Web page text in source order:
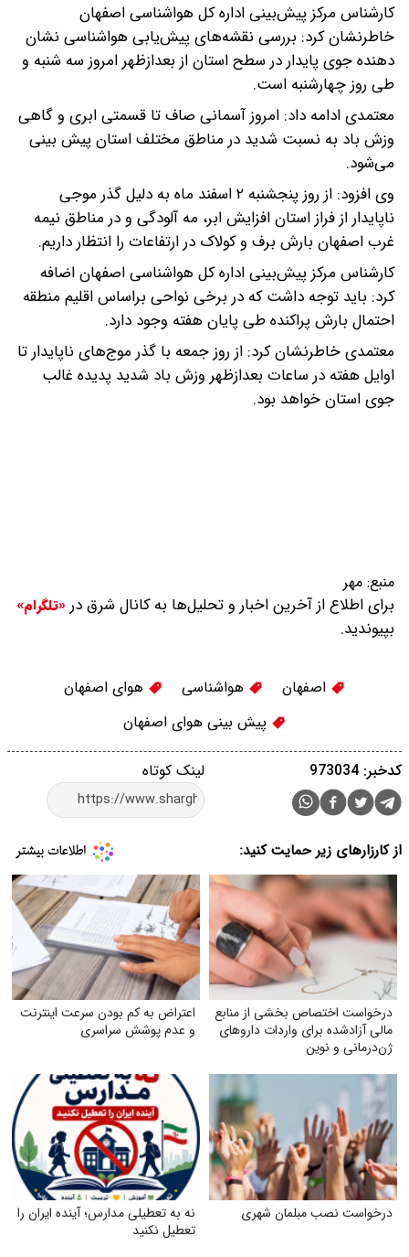
کارشناس مرکز پیش‌بینی اداره کل هواشناسی اصفهان
خاطرنشان کرد: بررسی نقشه‌های پیش‌یابی هواشناسی نشان
دهنده جوی پایدار در سطح استان از بعدازظهر امروز سه شنبه و
طی روز چهارشنبه است.
معتمدی ادامه داد: امروز آسمانی صاف تا قسمتی ابری و گاهی
وزش باد به نسبت شدید در مناطق مختلف استان پیش بینی
می‌شود.
وی افزود: از روز پنجشنبه ۲ اسفند ماه به دلیل گذر موجی
ناپایدار از فراز استان افزایش ابر، مه آلودگی و در مناطق نیمه
غرب اصفهان بارش برف و کولاک در ارتفاعات را انتظار داریم.
کارشناس مرکز پیش‌بینی اداره کل هواشناسی اصفهان اضافه
کرد: باید توجه داشت که در برخی نواحی براساس اقلیم منطقه
احتمال بارش پراکنده طی پایان هفته وجود دارد.
معتمدی خاطرنشان کرد: از روز جمعه با گذر موج‌های ناپایدار تا
اوایل هفته در ساعات بعدازظهر وزش باد شدید پدیده غالب
جوی استان خواهد بود.
منبع: مهر
برای اطلاع از آخرین اخبار و تحلیل‌ها به کانال شرق در «تلگرام»
بپیوندید.
اصفهان هواشناسی
هوای اصفهان
پیش بینی هوای اصفهان
لینک کوتاه کدخبر: 973034
از کارزارهای زیر حمایت کنید:
درخواست اختصاص بخشی از منابع
مالی آزادشده برای واردات داروهای
ژن‌درمانی و نوین
اعتراض به کم بودن سرعت اینترنت
و عدم پوشش سراسری
درخواست نصب مبلمان شهری
نه به تعطیلی مدارس؛ آینده ایران را
تعطیل نکنید